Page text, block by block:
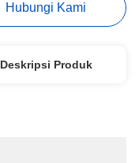
Hubungi Kami
Deskripsi Produk